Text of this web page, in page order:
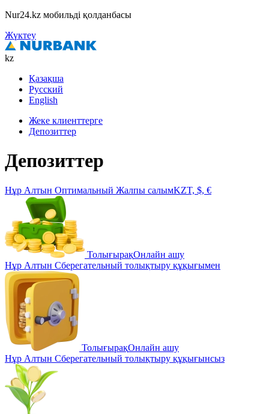
Nur24.kz мобильді қолданбасы
Жүктеу
kz
Қазақша
Русский
English
Жеке клиенттерге
Депозиттер
Депозиттер
Нұр Алтын Оптимальный Жалпы салымKZT, $, €
ТолығырақОнлайн ашу
Нұр Алтын Сберегательный толықтыру құқығымен
ТолығырақОнлайн ашу
Нұр Алтын Сберегательный толықтыру құқығынсыз